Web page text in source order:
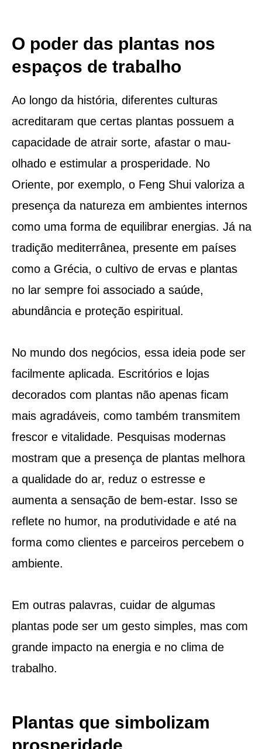
O poder das plantas nos
espaços de trabalho
Ao longo da história, diferentes culturas
acreditaram que certas plantas possuem a
capacidade de atrair sorte, afastar o mau-
olhado e estimular a prosperidade. No
Oriente, por exemplo, o Feng Shui valoriza a
presença da natureza em ambientes internos
como uma forma de equilibrar energias. Já na
tradição mediterrânea, presente em países
como a Grécia, o cultivo de ervas e plantas
no lar sempre foi associado a saúde,
abundância e proteção espiritual.
No mundo dos negócios, essa ideia pode ser
facilmente aplicada. Escritórios e lojas
decorados com plantas não apenas ficam
mais agradáveis, como também transmitem
frescor e vitalidade. Pesquisas modernas
mostram que a presença de plantas melhora
a qualidade do ar, reduz o estresse e
aumenta a sensação de bem-estar. Isso se
reflete no humor, na produtividade e até na
forma como clientes e parceiros percebem o
ambiente.
Em outras palavras, cuidar de algumas
plantas pode ser um gesto simples, mas com
grande impacto na energia e no clima de
trabalho.
Plantas que simbolizam
prosperidade